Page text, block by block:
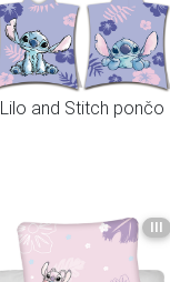
Lilo and Stitch pončo
III